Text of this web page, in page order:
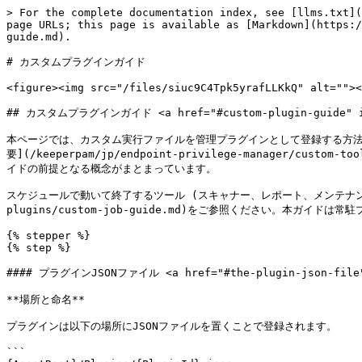
> For the complete documentation index, see [llms.txt](https://docs.keeper.io/llms.txt). Markdown versions of documentation pages are available by appending `.md` to page URLs; this page is available as [Markdown](https://docs.keeper.io/keeperpam/jp/endpoint-privilege-manager/custom-tooling/jobs-and-plugins/custom-plugin-guide.md).

# カスタムプラグインガイド

<figure><img src="/files/siuc9C4Tpk5yrafLLKkQ" alt=""><figcaption></figcaption></figure>

## カスタムプラグインガイド <a href="#custom-plugin-guide" id="custom-plugin-guide"></a>

本ページでは、カスタム実行ファイルを管理プラグインとして登録する方法を取り扱います。管理プラグインとは、エージェントが起動・監視・再起動し、自身のライフサイクルに組み込む常駐コンポーネントです。まだ[概要](/keeperpam/jp/endpoint-privilege-manager/custom-tooling/overview.md)を読んでいない場合はそちらから始めてください。プラグインパターンの定義、ジョブタスクよりプラグインが適する場合、本ガイドの前提となる概念がまとまっています。

スケジュールで動いて終了するツール (スキャナー、レポート、メンテナンスジョブなど) を作る場合は[カスタムジョブガイド](/keeperpam/jp/endpoint-privilege-manager/custom-tooling/jobs-and-plugins/custom-job-guide.md)をご参照ください。本ガイドは常駐プロセス向けです。

{% stepper %}
{% step %}

#### プラグインJSONファイル <a href="#the-plugin-json-file" id="the-plugin-json-file"></a>

**場所と命名**

プラグインは以下の場所にJSONファイルを置くことで登録されます。

```
{AgentRoot}/Plugins/{PluginId}.json
```

`.json` を除いたファイル名は、ファイル内の `id` フィールドと一致する必要があります。`MyBridge.json` には `"id": "MyBridge"` を含めます。プラグインIDはプラグイン設定呼び出し `GET /api/PluginSettings/MyBridge` のキーにもなるため、安定した一意の識別子を選び、デプロイ後に変更しないでください。

バイナリは通常以下の場所に置きます。

```
{AgentRoot}/Plugins/bin/{PluginId}/{PluginId}.exe    (Windows)
{AgentRoot}/Plugins/bin/{PluginId}/{PluginId}        (Linux / macOS)
```

JSONの `executablePath` にはエージェントルートからの相対パス、またはデプロイレイアウト上必要なら絶対パスを指定します。

**プラグインの構造: JSON**

注釈付きの完全な例です。

```json
{
  "id": "MyBridge",
  "name": "My Bridge",
  "description": "Bridges inbound commands to an internal service.",
  "version": "1.0.0",

  "pluginType": "Executable",
  "executablePath": "bin/MyBridge/MyBridge.exe",
  "supportedPlatforms": ["Windows"],

  "Subscription": {
    "Topic": "MyBridge",
    "Qos": 2,
    "CleanSession": true
  },

  "metadata": {
    "mqttRole": ["subscriber", "publisher"],
    "mqttTopics": {
      "publish": ["KeeperLogger", "MyBridge/Responses/+"],
      "subscribe": ["MyBridge/Commands/+"]
    }
  },

  "startupPriority": 60,
  "autoStart": true,
  "executionContext": "Service",
  "requiresMonitoring": true,
  "autoRestart": true
}
```

**フィールドの説明**

<table data-header-hidden="false" data-header-sticky><thead><tr><th width="258.066650390625">フィールド</th><th width="106.33349609375">必須</th><th>説明</th></tr></thead><tbody><tr><td><code>id</code></td><td>はい</td><td>安定した識別子。ファイル名と一致させる。<code>/api/PluginSettings/{id}</code> のキーとして使われる。</td></tr><tr><td><code>name</code></td><td>いいえ</td><td>ログや管理画面に表示される名前。</td></tr><tr><td><code>description</code></td><td>いいえ</td><td>人が読める説明。</td></tr><tr><td><code>version</code></td><td>いいえ</td><td>セマンティックバージョン文字列。診断と変更追跡に使う。</td></tr><tr><td><code>pluginType</code></td><td>はい</td><td>単体バイナリの場合は <code>Executable</code>。その他の型はエージェントのバージョンによる。管理者に確認する。</td></tr><tr><td><code>executablePath</code></td><td>はい</td><td>バイナリへのパス。エージェントルート相対または絶対。</td></tr><tr><td><code>arguments</code></td><td>いいえ</td><td>起動時にバイナリへ渡すコマンドライン引数。一部の変数置換に対応。利用可能なトークンは管理者に確認する。</td></tr><tr><td><code>supportedPlatforms</code></td><td>はい</td><td><code>"Windows"</code>、<code>"Linux"</code>、<code>"macOS"</code> の配列。</td></tr><tr><td><code>Subscription</code></td><td>はい</td><td>このプラグインの主たるMQTTサブスクリプション。詳しくは<a href="/pages/7rL4YmuyLUJ8ebqNGUEr">プラグイン向けMQTT</a>をご参照ください。</td></tr><tr><td><code>metadata</code></td><td>はい</td><td><code>mqttTopics</code> とプラグイン固有キーのコンテナ。</td></tr><tr><td><code>metadata.mqttTopics.publish</code></td><td>はい</td><td>パブリッシュしてよいト